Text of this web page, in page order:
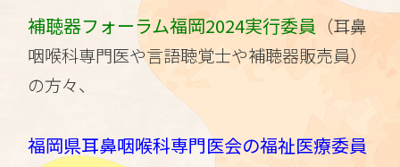
補聴器フォーラム福岡2024実行委員 （耳鼻
咽喉科専門医や言語聴覚士や補聴器販売員）
の方々、
福岡県耳鼻咽喉科専門医会の福祉医療委員